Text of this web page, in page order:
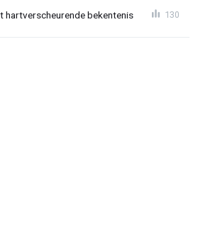
hartverscheurende bekentenis 130